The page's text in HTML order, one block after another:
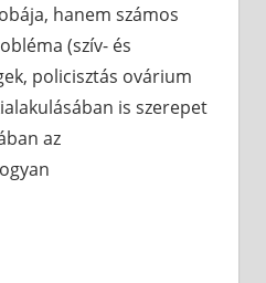
hanem számos
(szív- és
policisztás ovárium
is szerepet
az